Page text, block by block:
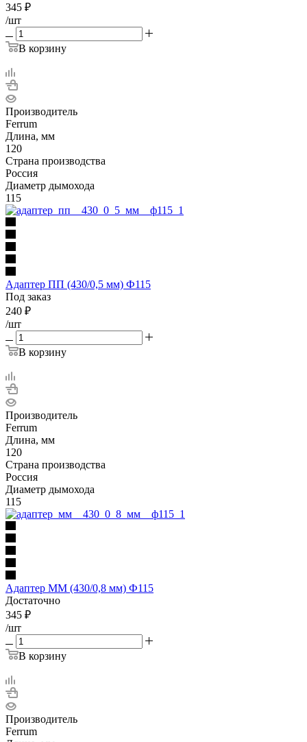
345 ₽
/шт
В корзину
Производитель
Ferrum
Длина, мм
120
Страна производства
Россия
Диаметр дымохода
115
Адаптер ПП (430/0,5 мм) Ф115
Под заказ
240 ₽
/шт
В корзину
Производитель
Ferrum
Длина, мм
120
Страна производства
Россия
Диаметр дымохода
115
Адаптер ММ (430/0,8 мм) Ф115
Достаточно
345 ₽
/шт
В корзину
Производитель
Ferrum